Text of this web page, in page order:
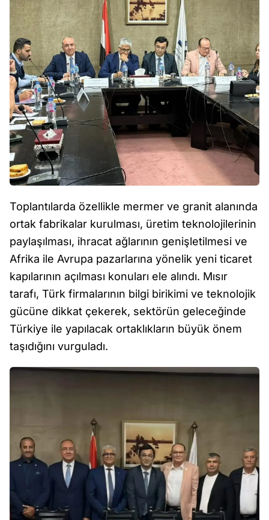
Toplantılarda özellikle mermer ve granit alanında
ortak fabrikalar kurulması, üretim teknolojilerinin
paylaşılması, ihracat ağlarının genişletilmesi ve
Afrika ile Avrupa pazarlarına yönelik yeni ticaret
kapılarının açılması konuları ele alındı. Mısır
tarafı, Türk firmalarının bilgi birikimi ve teknolojik
gücüne dikkat çekerek, sektörün geleceğinde
Türkiye ile yapılacak ortaklıkların büyük önem
taşıdığını vurguladı.